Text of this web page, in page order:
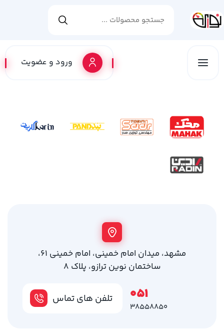
ورود و عضویت
مشهد، میدان امام خمینی، امام خمینی 61،
ساختمان نوین ترازو، پلاک 8
تلفن های تماس 051
38558850